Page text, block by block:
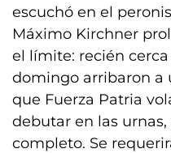
escuchó en el
Máximo Kirchner
el límite: recién
domingo arribaron a
que Fuerza Patria
debutar en las
completo. Se